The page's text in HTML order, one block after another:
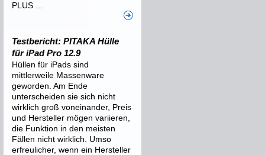
PLUS ...
Testbericht: PITAKA Hülle
für iPad Pro 12.9
Hüllen für iPads sind
mittlerweile Massenware
geworden. Am Ende
unterscheiden sie sich nicht
wirklich groß voneinander, Preis
und Hersteller mögen variieren,
die Funktion in den meisten
Fällen nicht wirklich. Umso
erfreulicher, wenn ein Hersteller